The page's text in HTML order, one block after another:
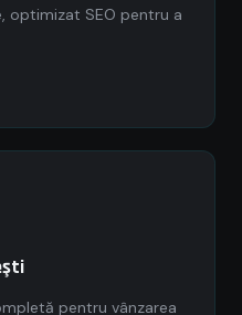
optimizat SEO pentru a
pentru vânzarea